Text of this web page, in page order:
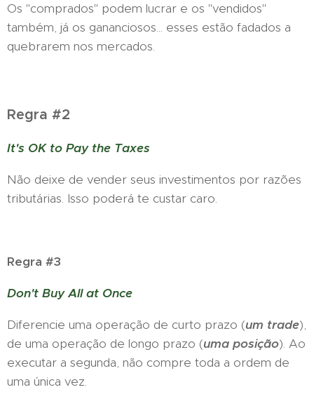
Os "comprados" podem lucrar e os "vendidos"
também, já os gananciosos... esses estão fadados a
quebrarem nos mercados.
Regra #2
It's OK to Pay the Taxes
Não deixe de vender seus investimentos por razões
tributárias. Isso poderá te custar caro.
Regra #3
Don't Buy All at Once
Diferencie uma operação de curto prazo (um trade),
de uma operação de longo prazo (uma posição). Ao
executar a segunda, não compre toda a ordem de
uma única vez.